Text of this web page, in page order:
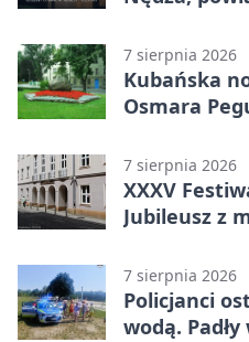
7 sierpnia 2026
Kubańska
Osmara
7 sierpnia 2026
XXXV
Jubileusz z
7 sierpnia 2026
Policjanci
wodą.